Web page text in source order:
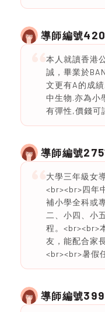
導師編號
本人就讀香港
誠，畢業於
文更有A的成
中生物.亦為小
有彈性,價錢可
導師編號
大學三年級女
<br><br>四年
補小學全科或
二、小四、小
程。<br><br>
友，能配合家
<br><br>暑假
導師編號